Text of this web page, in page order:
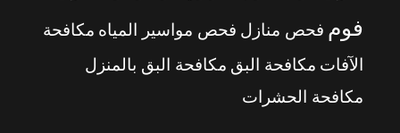
فوم فحص منازل فحص مواسير المياه مكافحة
الآفات مكافحة البق مكافحة البق بالمنزل
مكافحة الحشرات